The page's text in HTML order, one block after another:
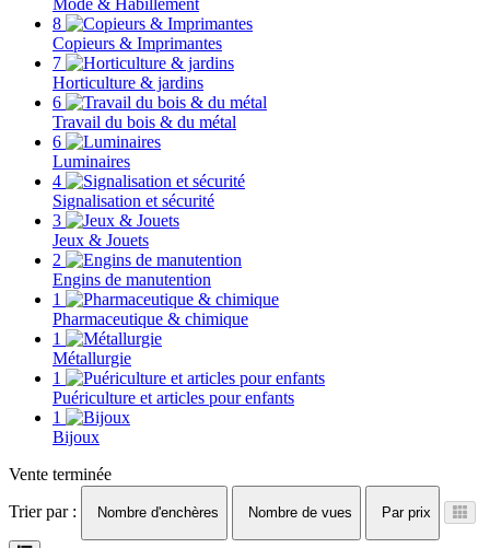
Mode & Habillement
8
Copieurs & Imprimantes
7
Horticulture & jardins
6
Travail du bois & du métal
6
Luminaires
4
Signalisation et sécurité
3
Jeux & Jouets
2
Engins de manutention
1
Pharmaceutique & chimique
1
Métallurgie
1
Puériculture et articles pour enfants
1
Bijoux
Vente terminée
Trier par :
Nombre d'enchères Nombre de vues Par prix